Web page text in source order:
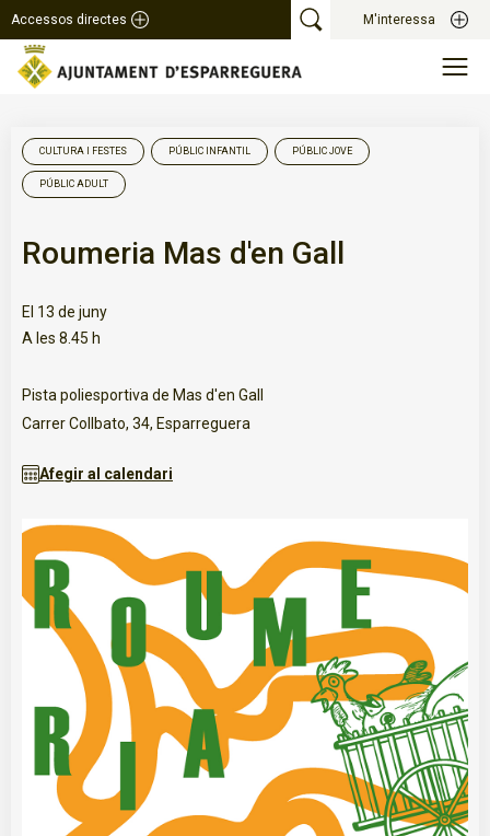
Accessos directes M'interessa
CULTURA I FESTES PÚBLIC INFANTIL PÚBLIC JOVE
PÚBLIC ADULT
Roumeria Mas d'en Gall
El 13 de juny
A les 8.45 h
Pista poliesportiva de Mas d'en Gall
Carrer Collbato, 34, Esparreguera
Afegir al calendari